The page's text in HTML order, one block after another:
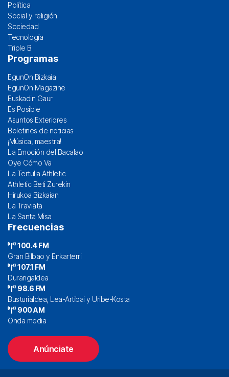
Política
Social y religión
Sociedad
Tecnología
Triple B
Programas
EgunOn Bizkaia
EgunOn Magazine
Euskadin Gaur
Es Posible
Asuntos Exteriores
Boletines de noticias
¡Música, maestra!
La Emoción del Bacalao
Oye Cómo Va
La Tertulia Athletic
Athletic Beti Zurekin
Hirukoa Bizkaian
La Traviata
La Santa Misa
Frecuencias
100.4 FM
Gran Bilbao y Enkarterri
107.1 FM
Durangaldea
98.6 FM
Busturialdea, Lea-Artibai y Uribe-Kosta
900 AM
Onda media
Anúnciate